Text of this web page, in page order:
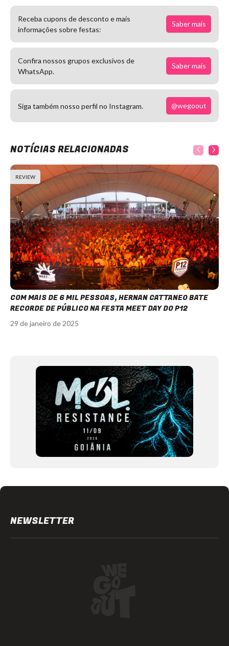
Receba cupons de desconto e mais
informações sobre festas:
Saber mais
Confira nossos grupos exclusivos de
WhatsApp.
Saber mais
Siga também nosso perfil no Instagram. @wegoout
NOTÍCIAS RELACIONADAS
REVIEW
COM MAIS DE 6 MIL PESSOAS, HERNAN CATTANEO BATE
RECORDE DE PÚBLICO NA FESTA MEET DAY DO P12
29 de janeiro de 2025
NEWSLETTER